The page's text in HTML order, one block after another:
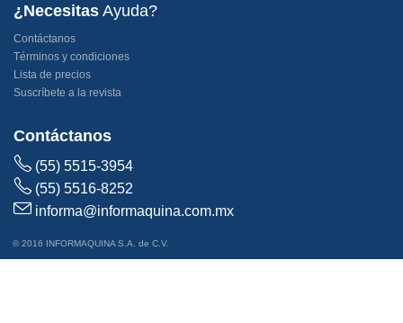
¿Necesitas Ayuda?
Contáctanos
Términos y condiciones
Lista de precios
Suscríbete a la revista
Contáctanos
(55) 5515-3954
(55) 5516-8252
informa@informaquina.com.mx
© 2016 INFORMAQUINA S.A. de C.V.